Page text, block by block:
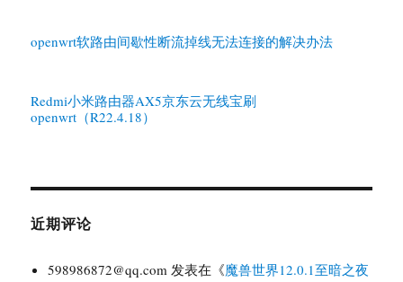
openwrt软路由间歇性断流掉线无法连接的解决办法
Redmi小米路由器AX5京东云无线宝刷
openwrt（R22.4.18）
近期评论
598986872@qq.com 发表在《魔兽世界12.0.1至暗之夜